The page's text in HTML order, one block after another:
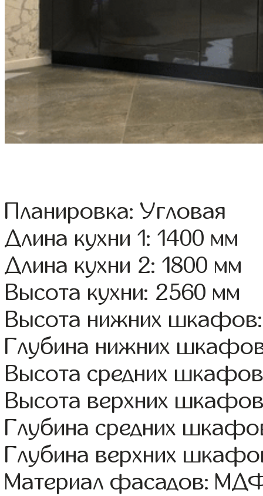
Планировка: Угловая
Длина кухни 1: 1400 мм
Длина кухни 2: 1800 мм
Высота кухни: 2560 мм
Высота нижних
Глубина нижних
Высота средних
Высота верхних
Глубина средних
Глубина верхних
Материал фасадов: